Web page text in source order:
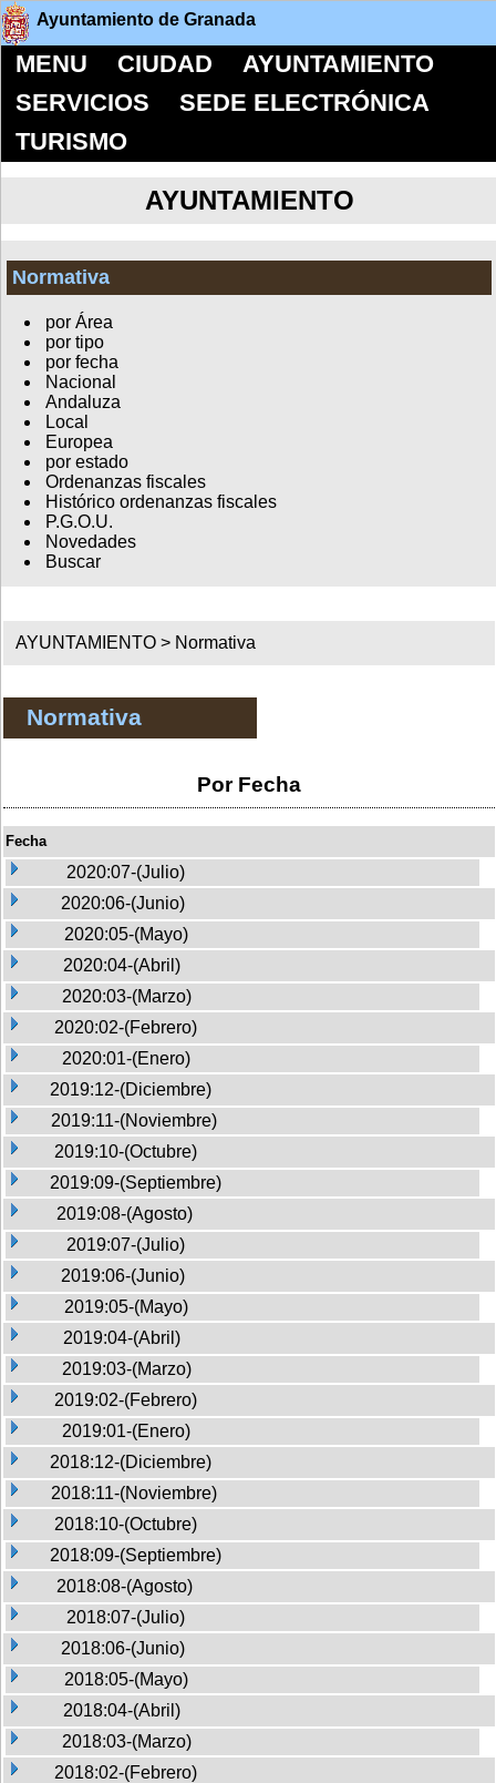
Ayuntamiento de Granada
MENU CIUDAD
AYUNTAMIENTO
SERVICIOS
SEDE ELECTRÓNICA
TURISMO
AYUNTAMIENTO
Normativa
por Área
por tipo
por fecha
Nacional
Andaluza
Local
Europea
por estado
Ordenanzas fiscales
Histórico ordenanzas fiscales
P.G.O.U.
Novedades
Buscar
AYUNTAMIENTO > Normativa
Normativa
Por Fecha
Fecha
2020:07-(Julio)
2020:06-(Junio)
2020:05-(Mayo)
2020:04-(Abril)
2020:03-(Marzo)
2020:02-(Febrero)
2020:01-(Enero)
2019:12-(Diciembre)
2019:11-(Noviembre)
2019:10-(Octubre)
2019:09-(Septiembre)
2019:08-(Agosto)
2019:07-(Julio)
2019:06-(Junio)
2019:05-(Mayo)
2019:04-(Abril)
2019:03-(Marzo)
2019:02-(Febrero)
2019:01-(Enero)
2018:12-(Diciembre)
2018:11-(Noviembre)
2018:10-(Octubre)
2018:09-(Septiembre)
2018:08-(Agosto)
2018:07-(Julio)
2018:06-(Junio)
2018:05-(Mayo)
2018:04-(Abril)
2018:03-(Marzo)
2018:02-(Febrero)